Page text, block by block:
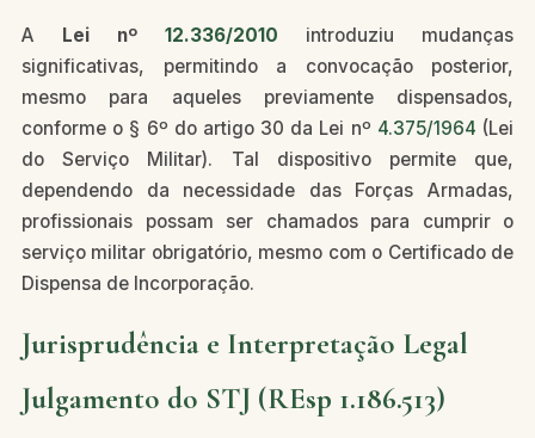
A Lei nº 12.336/2010 introduziu mudanças
significativas, permitindo a convocação posterior,
mesmo para aqueles previamente dispensados,
conforme o § 6º do artigo 30 da Lei nº 4.375/1964 (Lei
do Serviço Militar). Tal dispositivo permite que,
dependendo da necessidade das Forças Armadas,
profissionais possam ser chamados para cumprir o
serviço militar obrigatório, mesmo com o Certificado de
Dispensa de Incorporação.
Jurisprudência e Interpretação Legal
Julgamento do STJ (REsp 1.186.513)